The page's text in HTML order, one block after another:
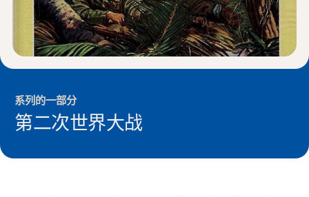
系列的一部分
第二次世界大战